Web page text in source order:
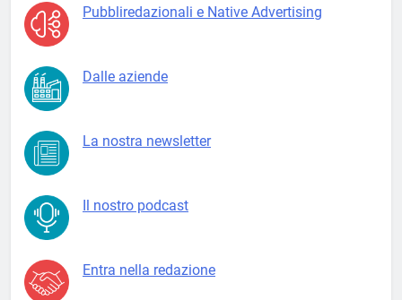
Pubbliredazionali e Native Advertising
Dalle aziende
La nostra newsletter
Il nostro podcast
Entra nella redazione